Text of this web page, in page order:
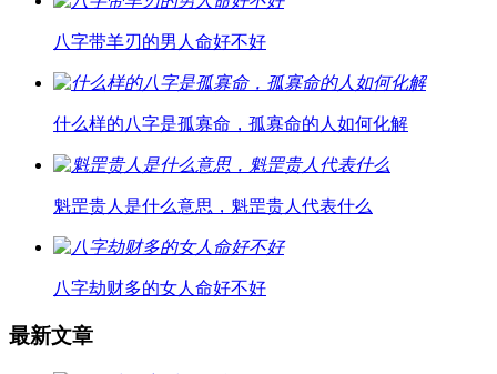
八字带羊刃的男人命好不好
什么样的八字是孤寡命，孤寡命的人如何化解
魁罡贵人是什么意思，魁罡贵人代表什么
八字劫财多的女人命好不好
最新文章